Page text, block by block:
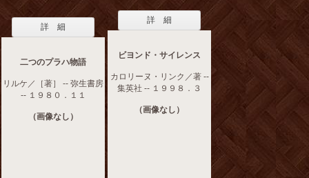
詳 細
二つのプラハ物語
リルケ／［著］ -- 弥生書房
-- １９８０．１１
（画像なし）
詳 細
ビヨンド・サイレンス
カロリーヌ・リンク／著 --
集英社 -- １９９８．３
（画像なし）